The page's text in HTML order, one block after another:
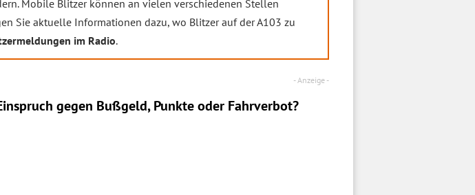
Mobile Blitzer können an vielen verschiedenen Stellen
Sie aktuelle Informationen dazu, wo Blitzer auf der A103 zu
im Radio.
gegen Bußgeld, Punkte oder Fahrverbot?